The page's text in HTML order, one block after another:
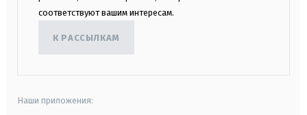
соответствуют вашим интересам.
К РАССЫЛКАМ
Наши приложения: